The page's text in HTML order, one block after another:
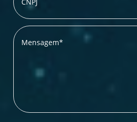
Mensagem*